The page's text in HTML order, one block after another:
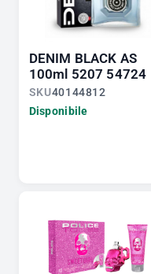
DENIM BLACK AS
100ml 5207 54724
SKU40144812
Disponibile